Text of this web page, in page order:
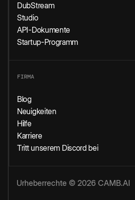
DubStream
Studio
API-Dokumente
Startup-Programm
FIRMA
Blog
Neuigkeiten
Hilfe
Karriere
Tritt unserem Discord bei
Urheberrechte © 2026 CAMB.AI